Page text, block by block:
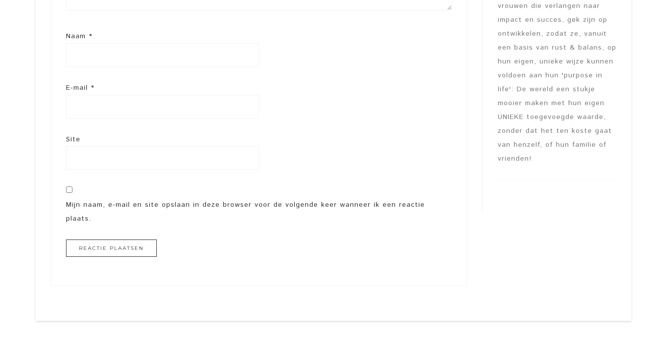
Naam *
E-mail *
Site
Mijn naam, e-mail en site opslaan in deze browser voor de volgende keer wanneer ik een reactie
plaats.
vrouwen die verlangen naar
impact en succes, gek zijn op
ontwikkelen, zodat ze, vanuit
een basis van rust & balans, op
hun eigen, unieke wijze kunnen
voldoen aan hun 'purpose in
life': De wereld een stukje
mooier maken met hun eigen
UNIEKE toegevoegde waarde,
zonder dat het ten koste gaat
van henzelf, of hun familie of
vrienden!